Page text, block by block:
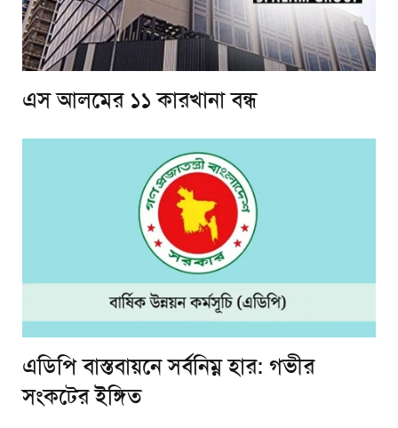
এস আলমের ১১ কারখানা বন্ধ
এডিপি বাস্তবায়নে সর্বনিম্ন হার: গভীর
সংকটের ইঙ্গিত